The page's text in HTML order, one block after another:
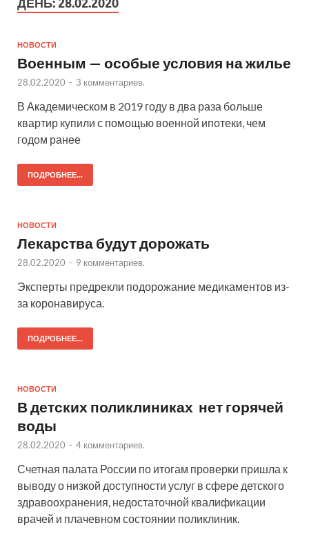
ДЕНЬ:28.02.2020
НОВОСТИ
Военным — особые условия на жилье
28.02.2020 - 3 комментариев.
В Академическом в 2019 году в два раза больше
квартир купили с помощью военной ипотеки, чем
годом ранее
ПОДРОБНЕЕ...
НОВОСТИ
Лекарства будут дорожать
28.02.2020 - 9 комментариев.
Эксперты предрекли подорожание медикаментов из-
за коронавируса.
ПОДРОБНЕЕ...
НОВОСТИ
В детских поликлиниках нет горячей
воды
28.02.2020 - 4 комментариев.
Счетная палата России по итогам проверки пришла к
выводу о низкой доступности услуг в сфере детского
здравоохранения, недостаточной квалификации
врачей и плачевном состоянии поликлиник.